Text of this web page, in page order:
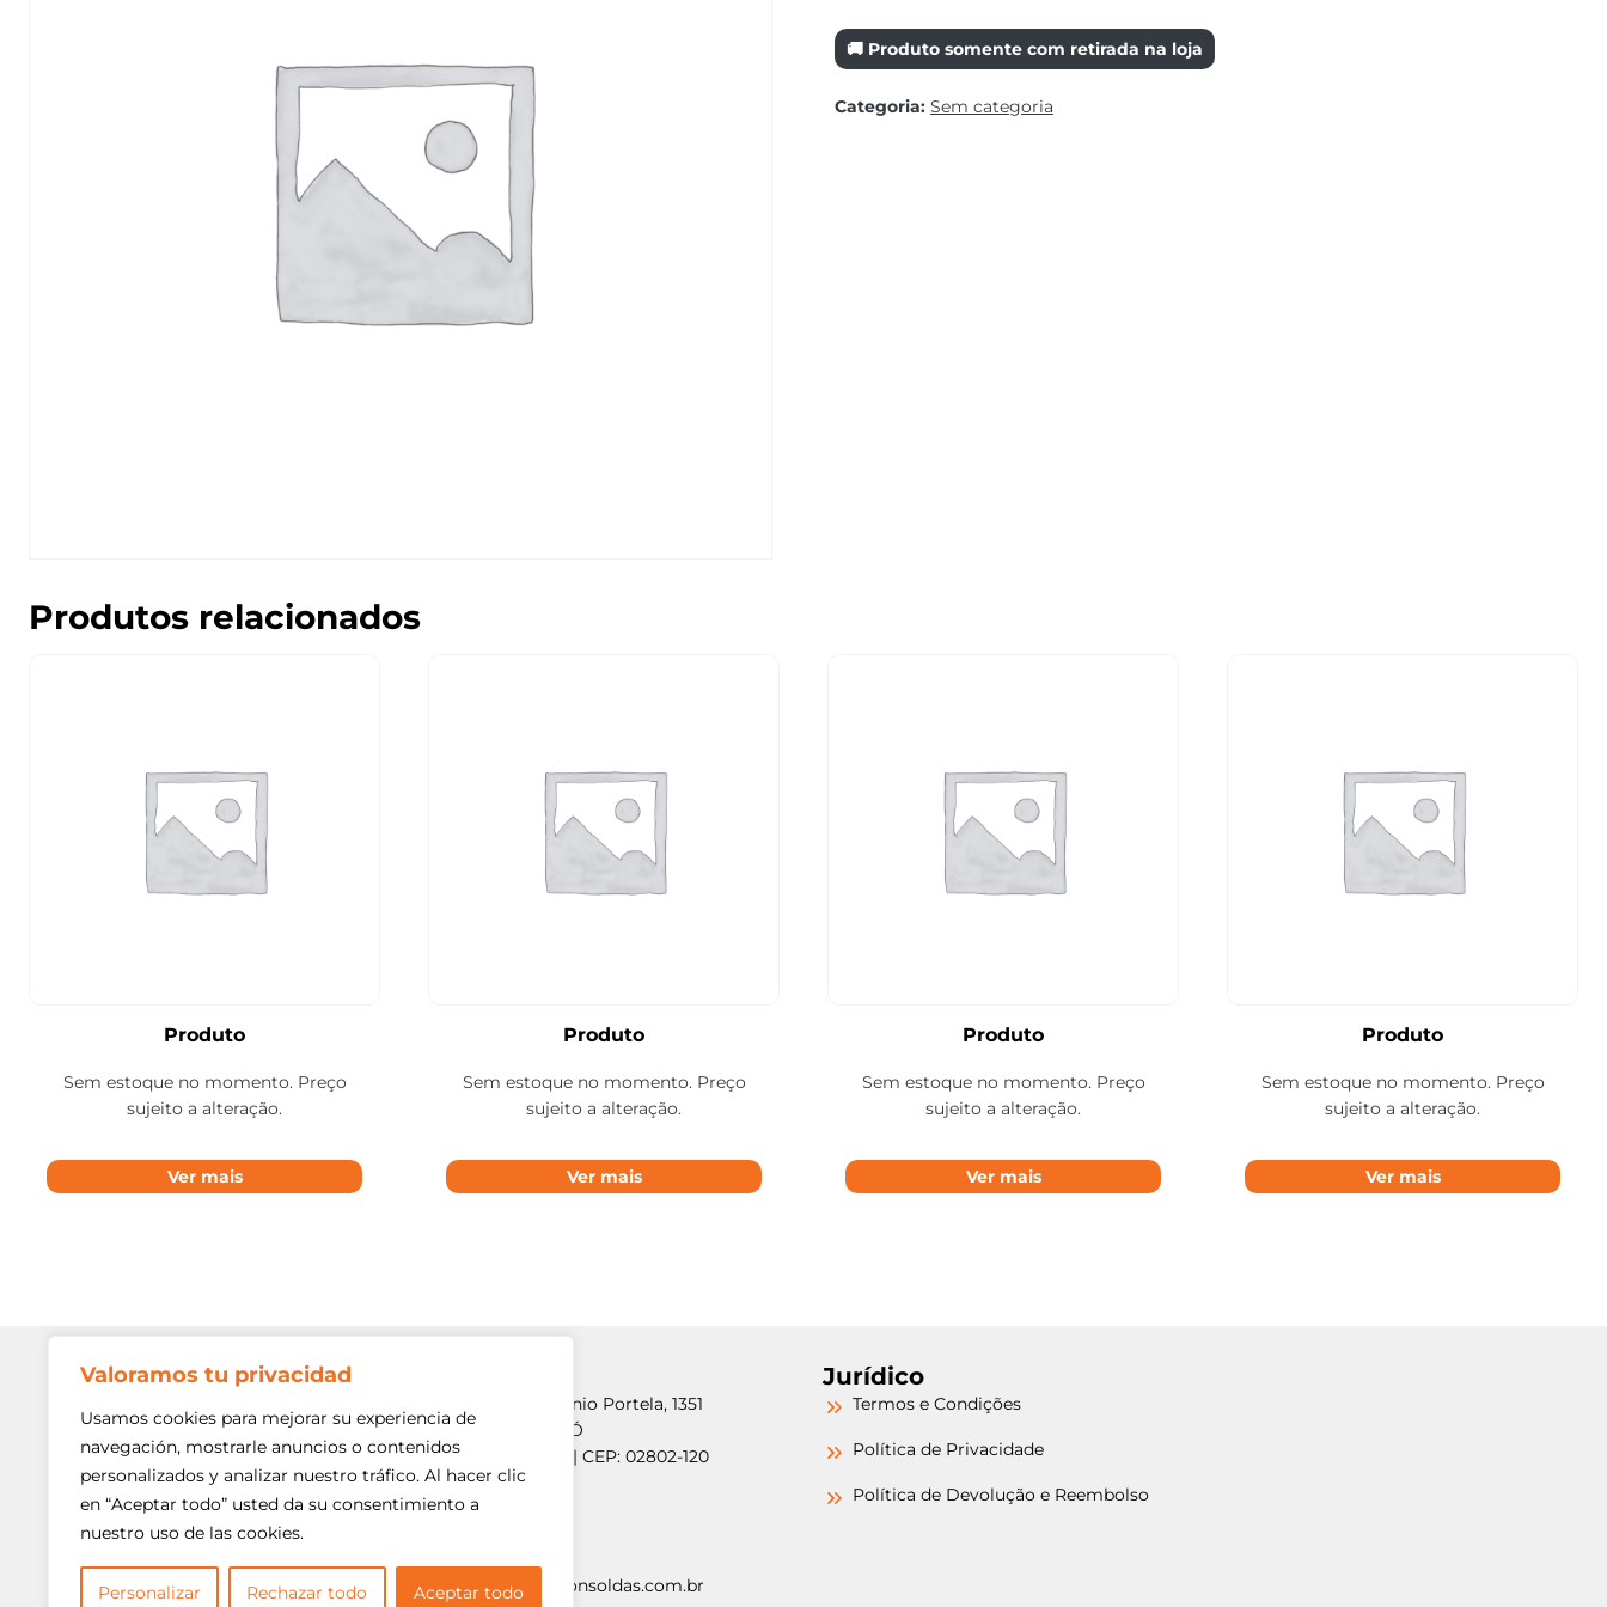
Valoramos tu privacidad
Usamos cookies para mejorar su experiencia de
navegación, mostrarle anuncios o contenidos
personalizados y analizar nuestro tráfico. Al hacer clic
en “Aceptar todo” usted da su consentimiento a
nuestro uso de las cookies.
Personalizar Rechazar todo Aceptar todo
🚚 Produto somente com retirada na loja
Categoria: Sem categoria
Produtos relacionados
Produto
Sem estoque no momento. Preço
sujeito a alteração.
Ver mais
Produto
Sem estoque no momento. Preço
sujeito a alteração.
Ver mais
Produto
Sem estoque no momento. Preço
sujeito a alteração.
Ver mais
Produto
Sem estoque no momento. Preço
sujeito a alteração.
Ver mais
Siga-nos!
Av. Min. Petrônio Portela, 1351
Freguesia do Ó
São Paulo/SP | CEP: 02802-120
contato@argonsoldas.com.br
Jurídico
Termos e Condições
Política de Privacidade
Política de Devolução e Reembolso